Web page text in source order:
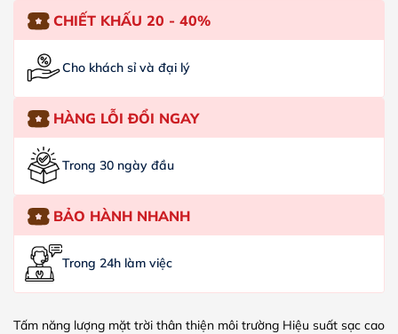
CHIẾT KHẤU 20 - 40%
Cho khách sỉ và đại lý
HÀNG LỖI ĐỔI NGAY
Trong 30 ngày đầu
BẢO HÀNH NHANH
Trong 24h làm việc
Tấm năng lượng mặt trời thân thiện môi trường Hiệu suất sạc cao